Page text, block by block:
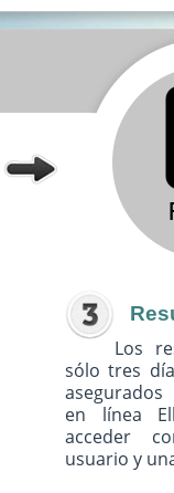
Los
sólo tres
en línea
acceder
usuario y